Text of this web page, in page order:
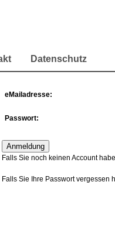
Datenschutz
eMailadresse:
Passwort:
Falls Sie noch keinen Account
Falls Sie Ihre Passwort vergessen